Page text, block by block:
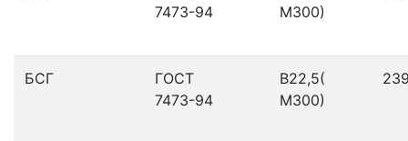
7473-94
М300)
БСГ
ГОСТ
7473-94
В22,5(
М300)